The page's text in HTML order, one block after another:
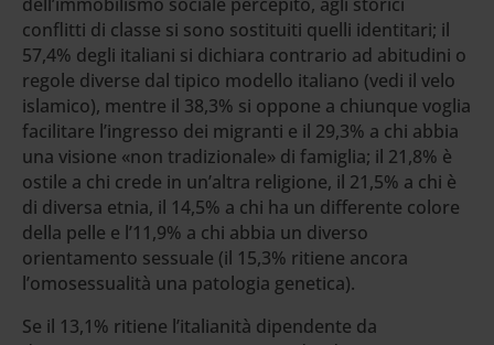
conflitti di classe si sono sostituiti quelli identitari; il
57,4% degli italiani si dichiara contrario ad abitudini o
regole diverse dal tipico modello italiano (vedi il velo
islamico), mentre il 38,3% si oppone a chiunque voglia
facilitare l’ingresso dei migranti e il 29,3% a chi abbia
una visione «non tradizionale» di famiglia; il 21,8% è
ostile a chi crede in un’altra religione, il 21,5% a chi è
di diversa etnia, il 14,5% a chi ha un differente colore
della pelle e l’11,9% a chi abbia un diverso
orientamento sessuale (il 15,3% ritiene ancora
l’omosessualità una patologia genetica).
Se il 13,1% ritiene l’italianità dipendente da